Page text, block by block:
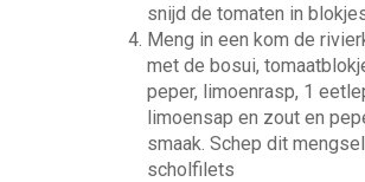
snijd de tomaten in
Meng in een kom de
met de bosui,
peper, limoenrasp, 1
limoensap en zout en
smaak. Schep dit
scholfilets